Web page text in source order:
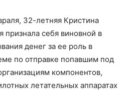
32-летняя Кристина
признала себя виновной в
денег за ее роль в
по отправке попавшим под
компонентов,
летательных аппаратах